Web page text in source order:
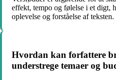
effekt, tempo og følelse i et digt,
oplevelse og forståelse af teksten.
Hvordan kan forfattere
understrege temaer og